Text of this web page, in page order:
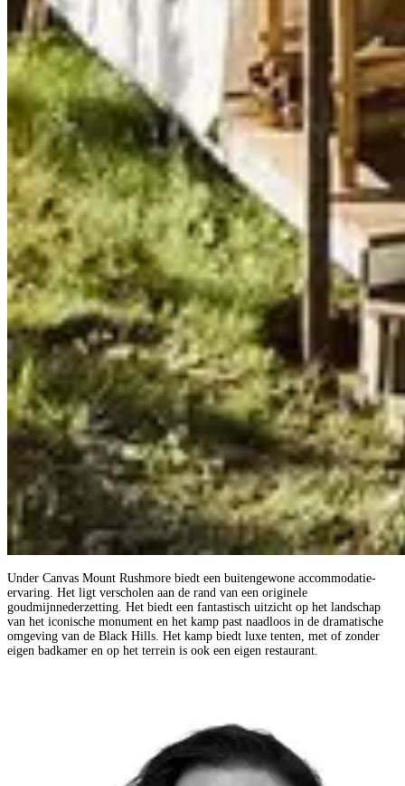
Under Canvas Mount Rushmore biedt een buitengewone accommodatie-
ervaring. Het ligt verscholen aan de rand van een originele
goudmijnnederzetting. Het biedt een fantastisch uitzicht op het landschap
van het iconische monument en het kamp past naadloos in de dramatische
omgeving van de Black Hills. Het kamp biedt luxe tenten, met of zonder
eigen badkamer en op het terrein is ook een eigen restaurant.